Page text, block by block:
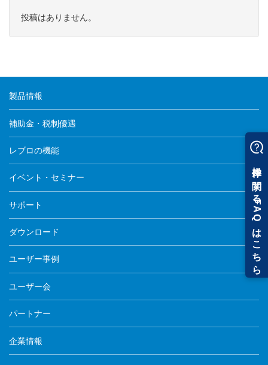
投稿はありません。
製品情報
補助金・税制優遇
レブロの機能
イベント・セミナー
サポート
ダウンロード
ユーザー事例
ユーザー会
パートナー
企業情報